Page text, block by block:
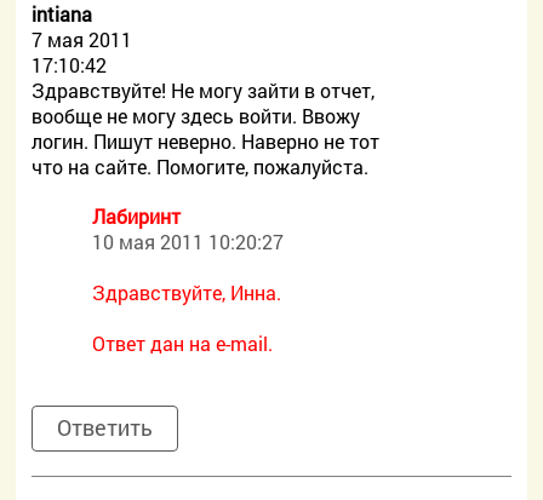
intiana
7 мая 2011
17:10:42
Здравствуйте! Не могу зайти в отчет,
вообще не могу здесь войти. Ввожу
логин. Пишут неверно. Наверно не тот
что на сайте. Помогите, пожалуйста.
Лабиринт
10 мая 2011 10:20:27
Здравствуйте, Инна.
Ответ дан на e-mail.
Ответить